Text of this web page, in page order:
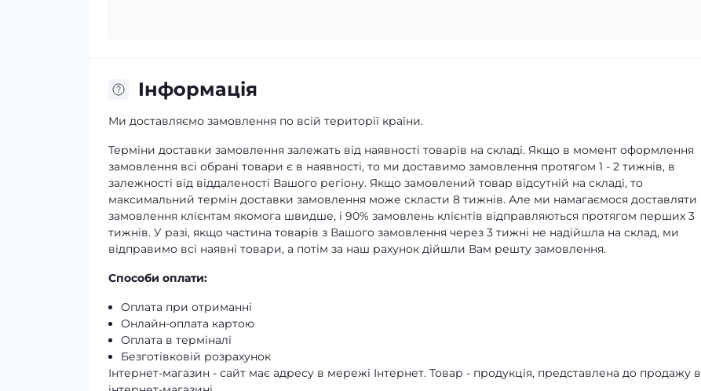
Iнформація
Ми доставляємо замовлення по всій території країни.
Терміни доставки замовлення залежать від наявності товарів на складі. Якщо в момент оформлення
замовлення всі обрані товари є в наявності, то ми доставимо замовлення протягом 1 - 2 тижнів, в
залежності від віддаленості Вашого регіону. Якщо замовлений товар відсутній на складі, то
максимальний термін доставки замовлення може скласти 8 тижнів. Але ми намагаємося доставляти
замовлення клієнтам якомога швидше, і 90% замовлень клієнтів відправляються протягом перших 3
тижнів. У разі, якщо частина товарів з Вашого замовлення через 3 тижні не надійшла на склад, ми
відправимо всі наявні товари, а потім за наш рахунок дійшли Вам решту замовлення.
Способи оплати:
Оплата при отриманні
Онлайн-оплата картою
Оплата в терміналі
Безготівковій розрахунок
Інтернет-магазин - сайт має адресу в мережі Інтернет. Товар - продукція, представлена ​​до продажу в